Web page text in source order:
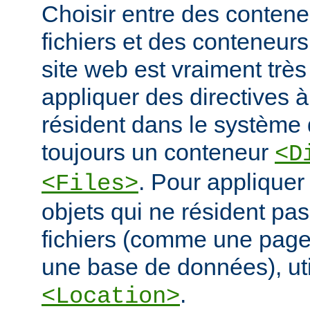
Choisir entre des
fichiers et des
site web est vraiment
appliquer des directives
résident dans le
toujours un conteneur
<Files>. Pour
objets qui ne résident
fichiers (comme une
une base de données),
<Location>.